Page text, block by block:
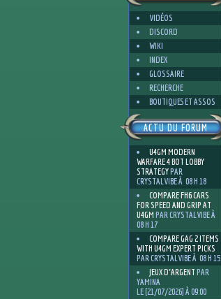
VIDÉOS
DISCORD
WIKI
INDEX
GLOSSAIRE
RECHERCHE
BOUTIQUES ET ASSOS
ACTU DU FORUM
U4GM MODERN
WARFARE 4 BOT LOBBY
STRATEGYPAR
CRYSTALVIBE À 08 H 18
COMPARE FH6 CARS
FOR SPEED AND GRIP AT
U4GM PAR CRYSTALVIBE À
08 H 17
COMPARE GAG 2 ITEMS
WITH U4GM EXPERT PICKS
PAR CRYSTALVIBE À 08 H 15
JEUX D'ARGENT PAR
YAMINA
LE [21/07/2026] À 09:00